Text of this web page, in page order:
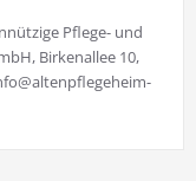
Pflege- und
Birkenallee 10,